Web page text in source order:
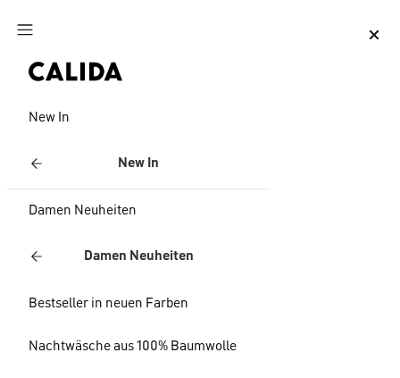
Zum Hauptinhalt springen
New In
New In
Damen Neuheiten
Damen Neuheiten
Bestseller in neuen Farben
Nachtwäsche aus 100% Baumwolle